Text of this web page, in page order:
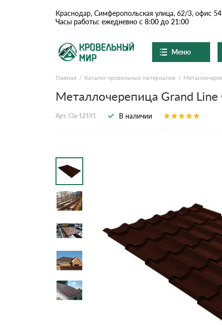
Краснодар, Симферопольская улица, 62/3, офис 54
Часы работы: ежедневно с 8:00 до 21:00
Меню
О компании
Доставка и оплата
Вопросы-ответы
Контакты
Ондулин и шифер
Черепица
Шифер
Шифер
Главная Каталог кровельных материалов
Металлочерепица Grand
Арт. Cla-12191 В наличии